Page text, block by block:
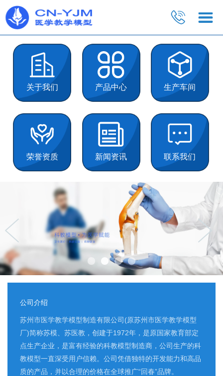
关于我们 产品中心 生产车间
荣誉资质 新闻资讯 联系我们
公司介绍
苏州市医学教学模型制造有限公司(原苏州市医学教学模型
厂)简称苏模、苏医教，创建于1972年，是原国家教育部定
点生产企业，是富有经验的科教模型制造商，公司生产的科
教模型一直深受用户信赖。公司凭借独特的开发能力和高品
质的产品，并以合理的价格在全球推广“回春”品牌。